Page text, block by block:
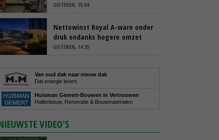
GISTEREN, 15:04
Nettowinst Royal A-ware onder
druk ondanks hogere omzet
GISTEREN, 14:35
Van oud dak naar nieuw dak
Dat energie levert.
Huisman Gemert-Bouwen in Vertrouwen
Hallenbouw, Renovatie & Bouwmaterialen
VIDEO'S